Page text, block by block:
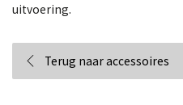
uitvoering.
Terug naar accessoires